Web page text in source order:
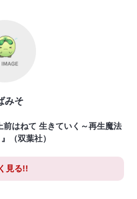
みそ
はねて 生きていく～再生魔法
（双葉社）
見る!!